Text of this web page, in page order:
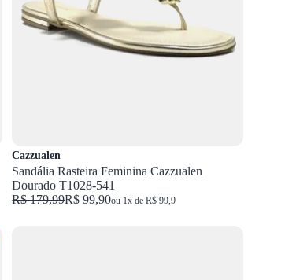
Cazzualen
Sandália Rasteira Feminina Cazzualen
Dourado T1028-541
R$ 179,99R$ 99,90ou 1x de R$ 99,9